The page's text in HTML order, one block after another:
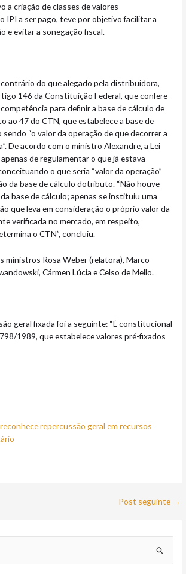
a criação de classes de valores
IPI a ser pago, teve por objetivo facilitar a
e evitar a sonegação fiscal.
do que alegado pela distribuidora,
146 da Constituição Federal, que confere
para definir a base de cálculo de
ao 47 do CTN, que estabelece a base de
“o valor da operação de que decorrer a
De acordo com o ministro Alexandre, a Lei
de regulamentar o que já estava
o que seria “valor da operação”
da base de cálculo dotributo. “Não houve
base de cálculo; apenas se instituiu uma
que leva em consideração o próprio valor da
verificada no mercado, em respeito,
o CTN”, concluiu.
ministros Rosa Weber (relatora), Marco
Cármen Lúcia e Celso de Mello.
geral fixada foi a seguinte: “É constitucional
1989, que estabelece valores pré-fixados
repercussão geral em recursos
Post seguinte →